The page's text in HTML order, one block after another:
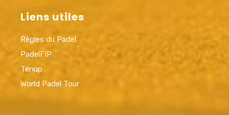
Liens utiles
Règles du Padel
PadelFIP
Tenup
World Padel Tour